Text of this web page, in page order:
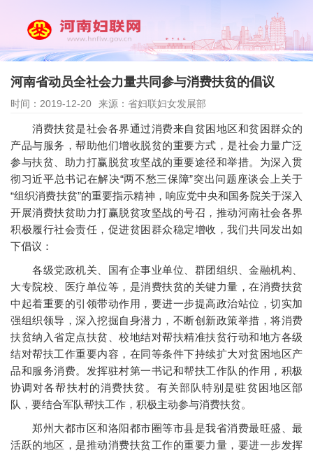
河南省动员全社会力量共同参与消费扶贫的倡议
时间：2019-12-20 来源：省妇联妇女发展部
消费扶贫是社会各界通过消费来自贫困地区和贫困群众的
产品与服务，帮助他们增收脱贫的重要方式，是社会力量广泛
参与扶贫、助力打赢脱贫攻坚战的重要途径和举措。为深入贯
彻习近平总书记在解决“两不愁三保障”突出问题座谈会上关于
“组织消费扶贫”的重要指示精神，响应党中央和国务院关于深入
开展消费扶贫助力打赢脱贫攻坚战的号召，推动河南社会各界
积极履行社会责任，促进贫困群众稳定增收，我们共同发出如
下倡议：
各级党政机关、国有企事业单位、群团组织、金融机构、
大专院校、医疗单位等，是消费扶贫的关键力量，在消费扶贫
中起着重要的引领带动作用，要进一步提高政治站位，切实加
强组织领导，深入挖掘自身潜力，不断创新政策举措，将消费
扶贫纳入省定点扶贫、校地结对帮扶精准扶贫行动和地方各级
结对帮扶工作重要内容，在同等条件下持续扩大对贫困地区产
品和服务消费。发挥驻村第一书记和帮扶工作队的作用，积极
协调对各帮扶村的消费扶贫。有关部队特别是驻贫困地区部
队，要结合军队帮扶工作，积极主动参与消费扶贫。
郑州大都市区和洛阳都市圈等市县是我省消费最旺盛、最
活跃的地区，是推动消费扶贫工作的重要力量，要进一步发挥